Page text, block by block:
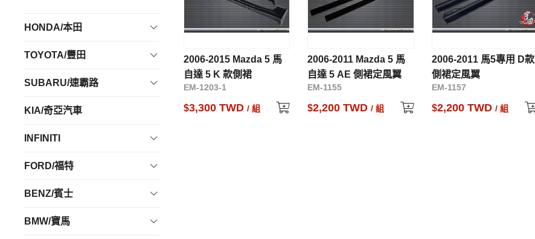
HONDA/本田
TOYOTA/豐田
SUBARU/速霸路
KIA/奇亞汽車
INFINITI
FORD/福特
BENZ/賓士
BMW/寶馬
2006-2015 Mazda 5 馬
自達 5 K 款側裙
EM-1203-1
$3,300 TWD / 組
2006-2011 Mazda 5 馬
自達 5 AE 側裙定風翼
EM-1155
$2,200 TWD/ 組
2006-2011 馬5專用 D款
側裙定風翼
EM-1157
$2,200 TWD/ 組